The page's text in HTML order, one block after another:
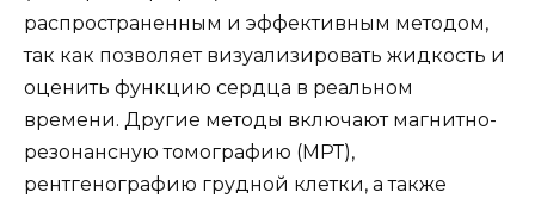
распространенным и эффективным методом,
так как позволяет визуализировать жидкость и
оценить функцию сердца в реальном
времени. Другие методы включают магнитно-
резонансную томографию (МРТ),
рентгенографию грудной клетки, а также